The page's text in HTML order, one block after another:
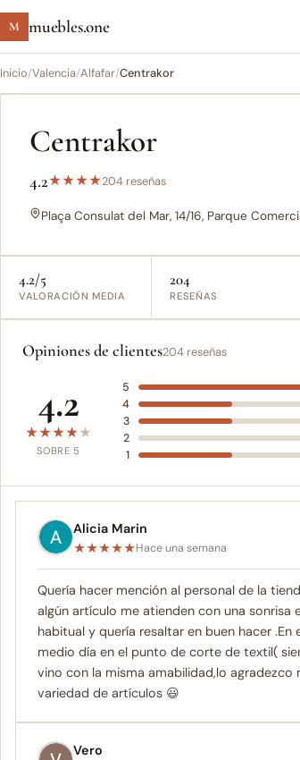
M muebles.one
Inicio/Valencia/Alfafar/Centrakor
Centrakor
4.2★★★★204 reseñas
Plaça Consulat del Mar, 14/16, Parque
4.2/5
VALORACIÓN MEDIA
204
RESEÑAS
Opiniones de clientes204 reseñas
4.2
★★★★★
SOBRE 5
5
4
3
2
1
Alicia Marin
★★★★★Hace una semana
Quería hacer mención al personal de la
algún artículo me atienden con una
habitual y quería resaltar en buen hacer
medio día en el punto de corte de textil(
vino con la misma amabilidad,lo
variedad de artículos 😃
Vero